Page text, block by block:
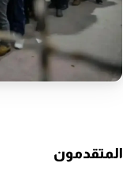
المتقدمون